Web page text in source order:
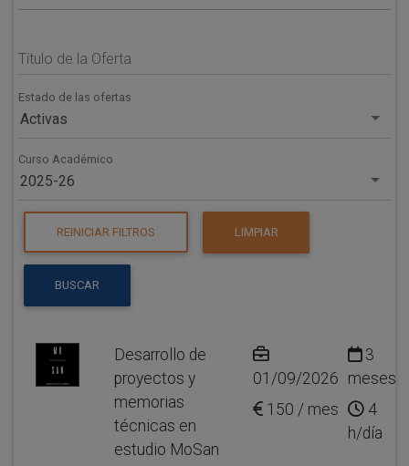
Título de la Oferta
Estado de las ofertas
Activas
Curso Académico
2025-26
REINICIAR FILTROS LIMPIAR
BUSCAR
Desarrollo de
proyectos y
memorias
técnicas en
estudio MoSan
01/09/2026
150 / mes
3
meses
4
h/día